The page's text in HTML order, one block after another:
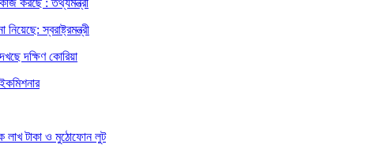
স্বরাষ্ট্রমন্ত্রী
দক্ষিণ কোরিয়া
লাখ টাকা ও মুঠোফোন লুট